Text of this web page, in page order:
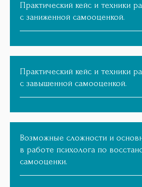
Практический кейс и техники
с заниженной самооценкой.
Практический кейс и техники
с завышенной самооценкой.
Возможные сложности и
в работе психолога по
самооценки.